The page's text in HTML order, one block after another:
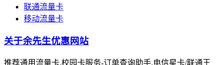
联通流量卡
移动流量卡
关于余先生优惠网站
推荐通用流量卡,校园卡服务-订单查询助手,电信星卡/联通王